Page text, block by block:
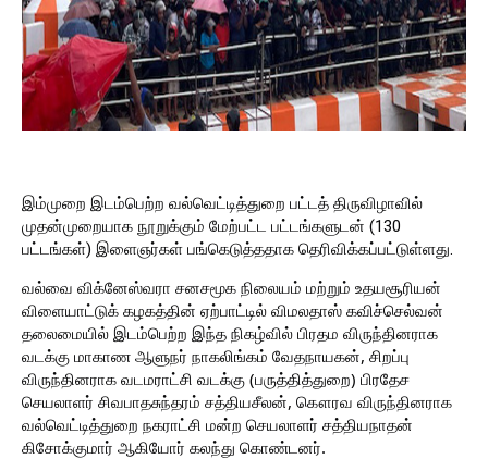
இம்முறை இடம்பெற்ற வல்வெட்டித்துறை பட்டத் திருவிழாவில்
முதன்முறையாக நூறுக்கும் மேற்பட்ட பட்டங்களுடன் (130
பட்டங்கள்) இளைஞர்கள் பங்கெடுத்ததாக தெரிவிக்கப்பட்டுள்ளது.
வல்வை விக்னேஸ்வரா சனசமூக நிலையம் மற்றும் உதயசூரியன்
விளையாட்டுக் கழகத்தின் ஏற்பாட்டில் விமலதாஸ் கவிச்செல்வன்
தலைமையில் இடம்பெற்ற இந்த நிகழ்வில் பிரதம விருந்தினராக
வடக்கு மாகாண ஆளுநர் நாகலிங்கம் வேதநாயகன், சிறப்பு
விருந்தினராக வடமராட்சி வடக்கு (பருத்தித்துறை) பிரதேச
செயலாளர் சிவபாதசுந்தரம் சத்தியசீலன், கௌரவ விருந்தினராக
வல்வெட்டித்துறை நகராட்சி மன்ற செயலாளர் சத்தியநாதன்
கிசோக்குமார் ஆகியோர் கலந்து கொண்டனர்.